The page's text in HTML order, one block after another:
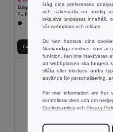
Goya 53526
PU Plånbok med Knapp, PVC-fri OKANE
Lägg till i Varukorgen
ihåg dina preferenser,
och säkerställa en smidig
inklusive anpassat innehåll,
vår webbplats och reklam.
Du kan hantera dina
Nödvändiga cookies, som är
funktion, kan inte inaktiveras
att webbplatsen ska fungera
tillåta eller blockera andra
används för personalisering,
För mer information om hur
kontrollerar dem och om
Cookies policy och Privacy